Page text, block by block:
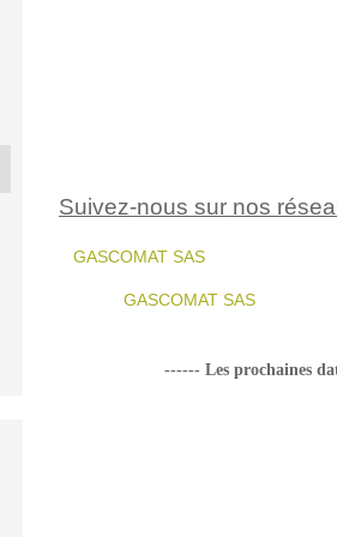
Suivez-nous sur nos
GASCOMAT SAS
GASCOMAT SAS
------ Les prochaines
430
€
CLAAS MAXFLEX 620
24 500 €